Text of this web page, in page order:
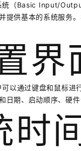
统（Basic Input/
提供基本的系统服务
界
以通过键盘和鼠标进
期、启动顺序、硬件